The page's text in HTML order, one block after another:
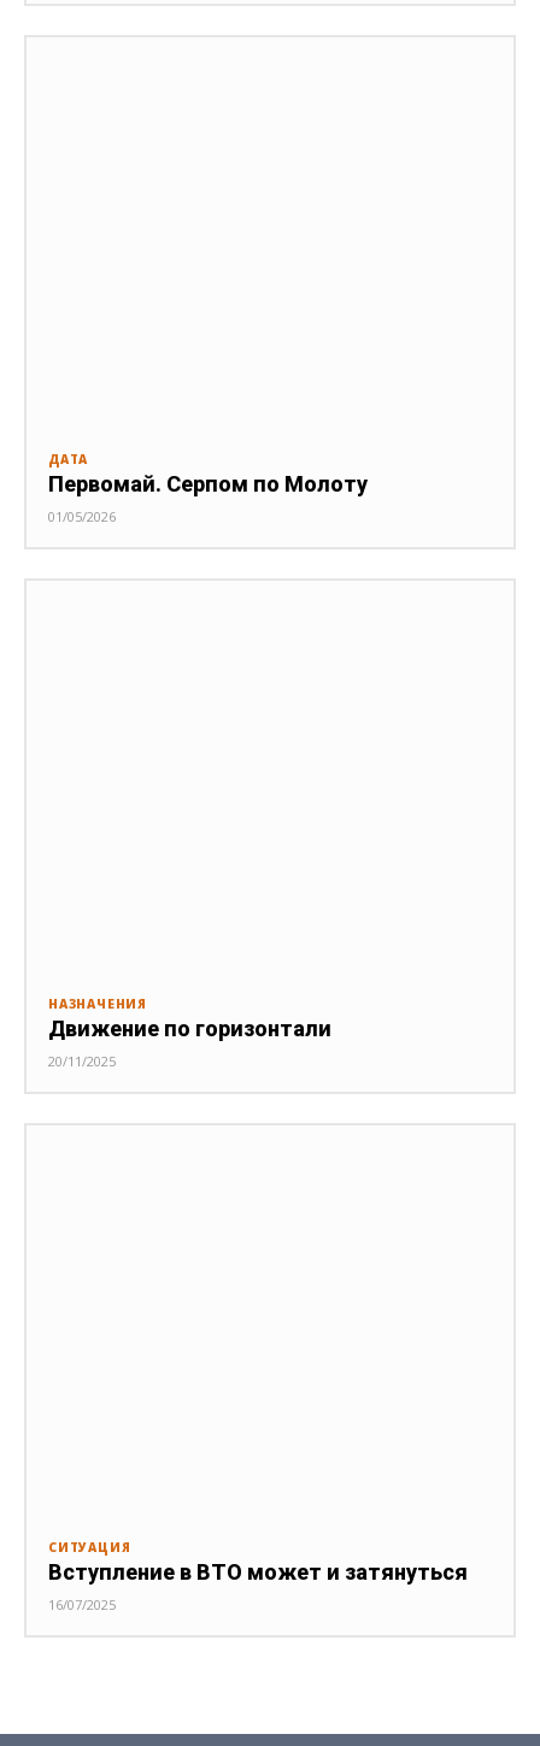
ДАТА
Первомай. Серпом по Молоту
01/05/2026
НАЗНАЧЕНИЯ
Движение по горизонтали
20/11/2025
СИТУАЦИЯ
Вступление в ВТО может и затянуться
16/07/2025